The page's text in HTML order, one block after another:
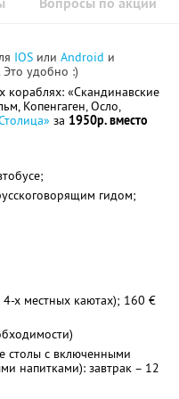
IOS или Android и
Это удобно :)
кораблях: «Скандинавские
Копенгаген, Осло,
за 1950р. вместо
гидом;
х местных каютах); 160 €
столы с включенными
напитками): завтрак – 12